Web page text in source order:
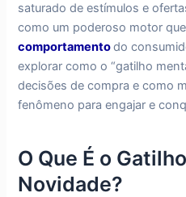
saturado de estímulos e
como um poderoso motor
comportamentodo
explorar como o “gatilho
decisões de compra e como
fenômeno para engajar e
O Que É o
Novidade?